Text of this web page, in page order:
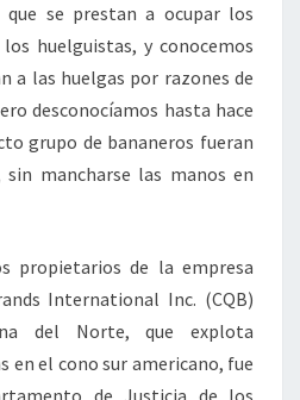
que se prestan a ocupar los
huelguistas, y conocemos
a las huelgas por razones de
desconocíamos hasta hace
grupo de bananeros fueran
sin mancharse las manos en
propietarios de la empresa
International Inc. (CQB)
del Norte, que explota
en el cono sur americano, fue
de Justicia de los